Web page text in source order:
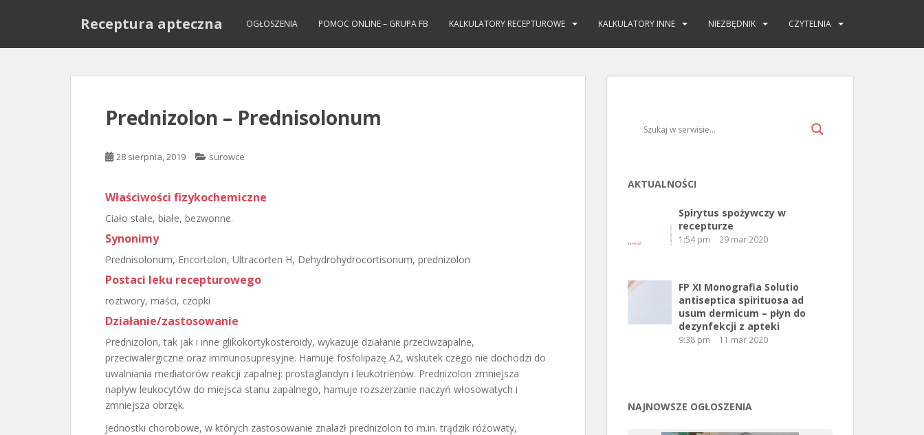
Receptura apteczna OGŁOSZENIA POMOC ONLINE – GRUPA FB KALKULATORY RECEPTUROWE KALKULATORY INNE NIEZBĘDNIK CZYTELNIA
Prednizolon – Prednisolonum
28 sierpnia, 2019 surowce
Właściwości fizykochemiczne
Ciało stałe, białe, bezwonne.
Synonimy
Prednisolonum, Encortolon, Ultracorten H, Dehydrohydrocortisonum, prednizolon
Postaci leku recepturowego
roztwory, maści, czopki
Działanie/zastosowanie
Prednizolon, tak jak i inne glikokortykosteroidy, wykazuje działanie przeciwzapalne,
przeciwalergiczne oraz immunosupresyjne. Hamuje fosfolipazę A2, wskutek czego nie dochodzi do
uwalniania mediatorów reakcji zapalnej: prostaglandyn i leukotrienów. Prednizolon zmniejsza
napływ leukocytów do miejsca stanu zapalnego, hamuje rozszerzanie naczyń włosowatych i
zmniejsza obrzęk.
Jednostki chorobowe, w których zastosowanie znalazł prednizolon to m.in. trądzik różowaty,
AKTUALNOŚCI
Spirytus spożywczy w
recepturze
1:54 pm 29 mar 2020
FP XI Monografia Solutio
antiseptica spirituosa ad
usum dermicum – płyn do
dezynfekcji z apteki
9:38 pm 11 mar 2020
NAJNOWSZE OGŁOSZENIA